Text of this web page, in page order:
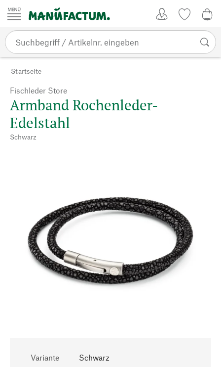
Zum Inhalt springen
Startseite
Fischleder Store
Armband Rochenleder-
Edelstahl
Schwarz
Variante Schwarz